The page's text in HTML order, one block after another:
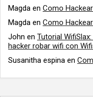
Magda en Como
Magda en Como
John en Tutorial
hacker robar wifi con
Susanitha espina en